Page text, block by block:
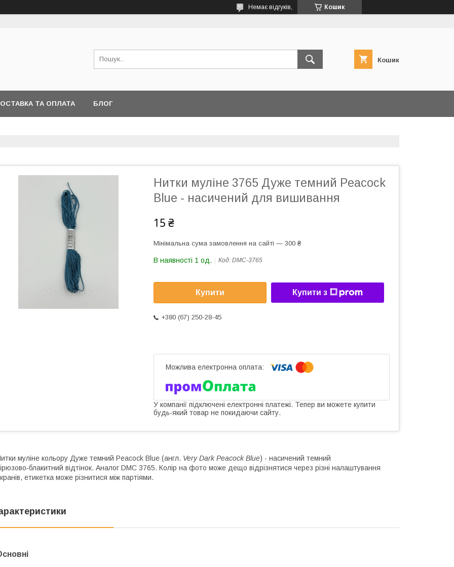
Кошик
Немає відгуків,
Кошик
ТА ОПЛАТА БЛОГ
Нитки муліне 3765 Дуже темний Peacock
Blue - насичений для вишивання
15 ₴
Мінімальна сума замовлення на сайті — 300 ₴
В наявності 1 од. Код: DMC-3765
Купити Купити з
+380 (67) 250-28-45
У компанії підключені електронні платежі. Тепер ви можете купити
будь-який товар не покидаючи сайту.
муліне кольору Дуже темний Peacock Blue (англ. Very Dark Peacock Blue) - насичений темний
відтінок. Аналог DMC 3765. Колір на фото може дещо відрізнятися через різні налаштування
етикетка може різнитися між партіями.